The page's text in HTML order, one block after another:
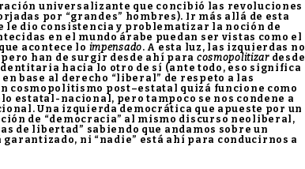
universalizante que concibió las revoluciones
por “grandes” hombres). Ir más allá de esta
le dio consistencia y problematizar la noción de
en el mundo árabe puedan ser vistas como el
acontece lo impensado. A esta luz, las izquierdas no
han de surgir desde ahí para cosmopolitizardesde
hacia lo otro de sí (ante todo, eso significa
base al derecho “liberal” de respeto a las
cosmopolitismo post–estatal quizá funcione como
estatal-nacional, pero tampoco se nos condene a
Una izquierda democrática que apueste por un
de “democracia” al mismo discurso neoliberal,
de libertad” sabiendo que andamos sobre un
ni “nadie” está ahí para conducirnos a